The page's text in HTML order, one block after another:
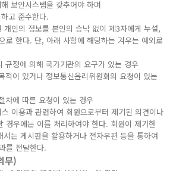
보안시스템을 갖추어야 하며
고 준수한다.
인의 정보를 본인의 승낙 없이 제3자에게 누설,
로 한다. 단, 아래 사항에 해당하는 겨우는 예외로
규정에 의해 국가기관의 요구가 있는 경우
적이 있거나 정보통신윤리위원회의 요청이 있는
차에 따른 요청이 있는 경우
이용과 관련하여 회원으로부터 제기된 의견이나
경우에는 이를 처리하여야 한다. 회원이 제기한
는 게시판을 활용하거나 전자우편 등을 통하여
를 전달한다.
무)